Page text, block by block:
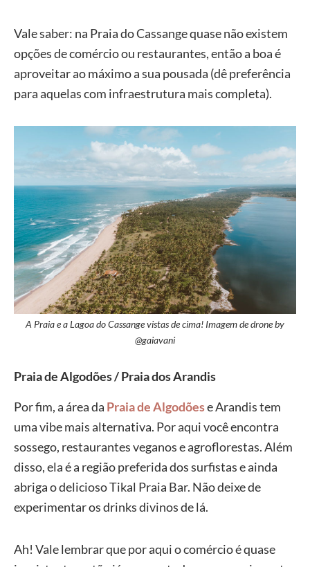
Vale saber: na Praia do Cassange quase não existem
opções de comércio ou restaurantes, então a boa é
aproveitar ao máximo a sua pousada (dê preferência
para aquelas com infraestrutura mais completa).
A Praia e a Lagoa do Cassange vistas de cima! Imagem de drone by
@gaiavani
Praia de Algodões / Praia dos Arandis
Por fim, a área da Praia de Algodõese Arandis tem
uma vibe mais alternativa. Por aqui você encontra
sossego, restaurantes veganos e agroflorestas. Além
disso, ela é a região preferida dos surfistas e ainda
abriga o delicioso Tikal Praia Bar. Não deixe de
experimentar os drinks divinos de lá.
Ah! Vale lembrar que por aqui o comércio é quase